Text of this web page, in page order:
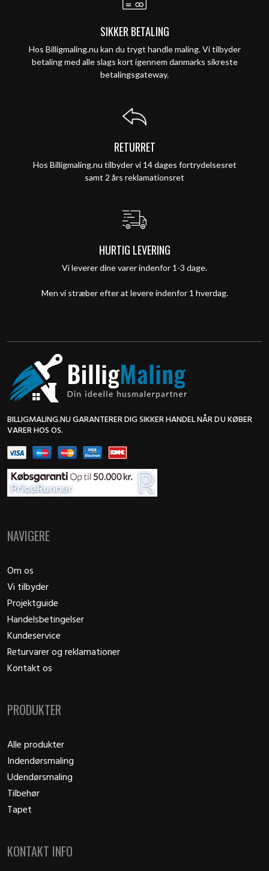
SIKKER BETALING
Hos Billigmaling.nu kan du trygt handle maling. Vi tilbyder
betaling med alle slags kort igennem danmarks sikreste
betalingsgateway.
RETURRET
Hos Billigmaling.nu tilbyder vi 14 dages fortrydelsesret
samt 2 års reklamationsret
HURTIG LEVERING
Vi leverer dine varer indenfor 1-3 dage.
Men vi stræber efter at levere indenfor 1 hverdag.
BILLIGMALING.NU GARANTERER DIG SIKKER HANDEL NÅR DU KØBER
VARER HOS OS.
NAVIGERE
Om os
Vi tilbyder
Projektguide
Handelsbetingelser
Kundeservice
Returvarer og reklamationer
Kontakt os
PRODUKTER
Alle produkter
Indendørsmaling
Udendørsmaling
Tilbehør
Tapet
KONTAKT INFO